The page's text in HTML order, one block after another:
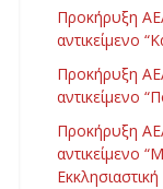
Προκήρυξη
αντικείμενο
Προκήρυξη
αντικείμενο
Προκήρυξη
αντικείμενο